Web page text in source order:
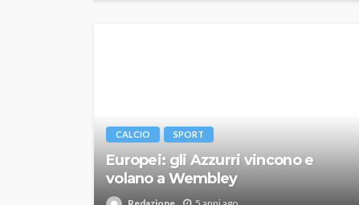
CALCIO SPORT
Europei: gli Azzurri vincono e
volano a Wembley